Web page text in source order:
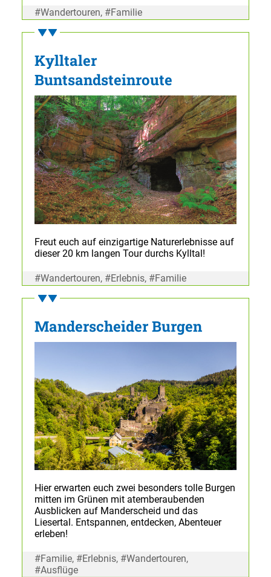
#Wandertouren, #Familie
Kylltaler
Buntsandsteinroute
Freut euch auf einzigartige Naturerlebnisse auf
dieser 20 km langen Tour durchs Kylltal!
#Wandertouren, #Erlebnis, #Familie
Manderscheider Burgen
Hier erwarten euch zwei besonders tolle Burgen
mitten im Grünen mit atemberaubenden
Ausblicken auf Manderscheid und das
Liesertal. Entspannen, entdecken, Abenteuer
erleben!
#Familie, #Erlebnis, #Wandertouren,
#Ausflüge